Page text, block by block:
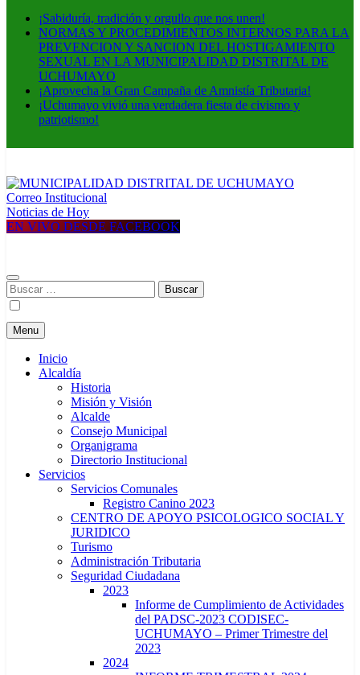
¡Sabiduría, tradición y orgullo que nos unen!
NORMAS Y PROCEDIMIENTOS INTERNOS PARA LA
PREVENCION Y SANCION DEL HOSTIGAMIENTO
SEXUAL EN LA MUNICIPALIDAD DISTRITAL DE
UCHUMAYO
¡Aprovecha la Gran Campaña de Amnistía Tributaria!
¡Uchumayo vivió una verdadera fiesta de civismo y
patriotismo!
MUNICIPALIDAD DISTRITAL DE UCHUMAYO
Construyendo una nueva Historia
Correo Institucional
Noticias de Hoy
EN VIVO DESDE FACEBOOK
Buscar:
Menu
Inicio
Alcaldía
Historia
Misión y Visión
Alcalde
Consejo Municipal
Organigrama
Directorio Institucional
Servicios
Servicios Comunales
Registro Canino 2023
CENTRO DE APOYO PSICOLOGICO SOCIAL Y
JURIDICO
Turismo
Administración Tributaria
Seguridad Ciudadana
2023
Informe de Cumplimiento de Actividades
del PADSC-2023 CODISEC-
UCHUMAYO – Primer Trimestre del
2023
2024